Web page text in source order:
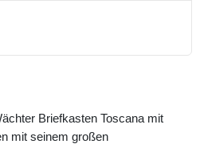
Briefkasten Toscana mit
mit seinem großen